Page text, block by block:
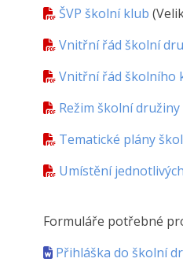
ŠVP školní klub
Vnitřní řád školní
Vnitřní řád školního
Režim školní
Tematické plány
Umístění
Formuláře potřebné
Přihláška do školní